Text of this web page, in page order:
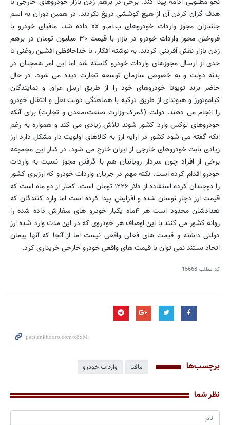
هدف گران کردن آن از هیچ کوششی دریغ نکردند. در همین دوران به اسم
جانبازان مجوز واردات خودروهای ب.ام.و xx داده شد. مافیای خودرو با
فروختن مجوز واردات خودرو در بازار با قیمت ۳۰ میلیون تومان در برهم
زدن بازار نقش آفرینی کردند. به نوشته افکار، با خداحافظی افشین روغنی تا
حدی از ارسال مجوزهای واردات خودرو کاسته شد اما این امر همچنان در
بدنه دولت و به خصوص سازمان توسعه تجارت دیده می شود. در حال
حاضر برند تویوتا خودروهای خود را از طریق اربیل عراق و نمایندگان
کیاموتورز و هیوندای از طریق ترکیه با هماهنگی دولت نقل و انتقال خودرو
را انجام می دهند. دولت (گمرک-وزارت صنعت،معدن و تجارت) برای آنکه
خودروهای لوکس وارد کشور شوند تلاش زیادی می کند و همواره به رغم
انکه گفته می شود کشور در ارایه ارز به کالاهای اولویت دار مشکل دارد ارز
زیادی بابت خودروهای خارجی از ایران خارج می شود. در کنار این مجموعه
برخی از افراد چون سردار رویانیان هم با گرفتن مجوز نسبت به واردات
خودرو اقدام کرده است. نکته مهم در جریان واردات خودرو که ارزبری کشور
را دوچندان کرده استفاده از دلار ۱۲۲۶ تومان است. کمتر از دو ماه است که
قیمت ارز دچار نوسان شده و افزایش پیدا کرده است اما وارد کنندگان که
تعدادشان محدود است هر ۴ماه یکبار خودرو های سفارش داده شده را
روانه کشور می کنند با این اوصاف هر خودروی که در این مدت وارد شده ارز
دولتی داشته و قیمت های فعلی واقعی نیست اما از آنجا که آنها پیمان
اتحاد بستند نمی توان با قیمت های واقعی خودرو خارجی خریداری کرد.
کد مطلب15668
برچسب‌ها مافیا واردات خودرو
نظر شما